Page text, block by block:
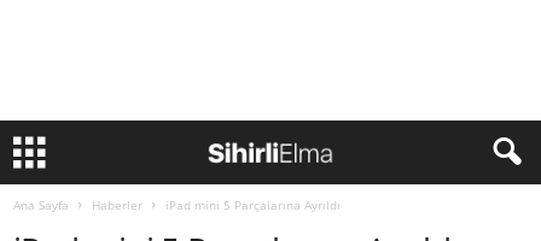
Ana Sayfa Haberler iPad mini 5 Parçalarına Ayrıldı